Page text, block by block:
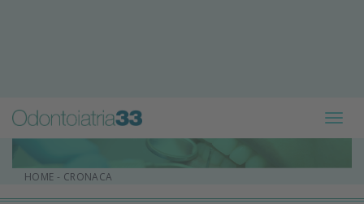
HOME - CRONACA